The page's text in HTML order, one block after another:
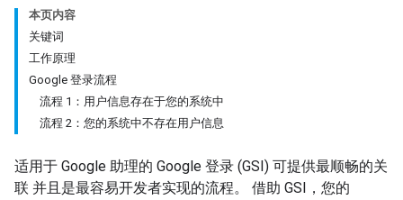
本页内容
关键词
工作原理
Google 登录流程
流程 1：用户信息存在于您的系统中
流程 2：您的系统中不存在用户信息
适用于 Google 助理的 Google 登录 (GSI) 可提供最顺畅的关
联 并且是最容易开发者实现的流程。 借助 GSI，您的